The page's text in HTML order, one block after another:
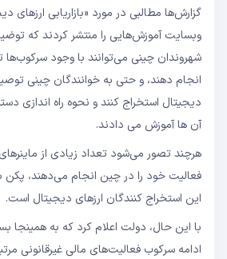
گزارش‌ها مطالبی در مورد «بازاریابی ارزهای
وبسایت آموزش‌هایی را منتشر کردند که
شهروندان چینی می‌توانند با وجود سرکوب‌ها
انجام دهند، و حتی به خوانندگان چینی
دیجیتال استخراج کنند و نحوه راه اندازی
آن ها آموزش می دادند.
هرچند تصور می‌شود تعداد زیادی از
فعالیت خود را در چین انجام می‌دهند، پکن
این استخراج کنندگان ارزهای دیجیتال است.
با این حال، دولت اعلام کرد که به همینجا
ادامه سرکوب فعالیت‌های مالی غیرقانونی